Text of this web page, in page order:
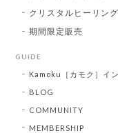
クリスタルヒーリング
期間限定販売
GUIDE
Kamoku［カモク］イ
BLOG
COMMUNITY
MEMBERSHIP